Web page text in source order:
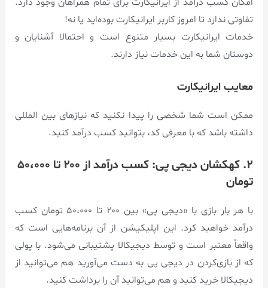
تفاوتی ندارد تا امروز کاربر ایرانیکارت بوده‌اید یا نه!
خدمات ایرانیکارت بسیار متنوع است و احتمالا آشنایان و
دوستان شما به این خدمات نیاز دارند.
معایب ایرانیکارت
ممکن است شما شخصی را پیدا نکنید که نیازهای بین المللی
داشته باشد که با معرفی کد، بتوانید کسب درآمد کنید.
۲. کهکشان دیجی پی: کسب درآمد از ۲۰۰ تا ۵۰،۰۰۰
تومان
با هر بار بازی با «دیجی پی» بین ۲۰۰ تا ۵۰،۰۰۰ تومان کسب
درآمد خواهید کرد. این اپلیکیشن از آن برنامه‌هایی است که
واقعاً معتبر است و توسط دیجیکالا پشتیبانی می‌شود. با پولی
که از بازی‌کردن در دیجی پی به دست می‌آورید هم می‌توانید از
دیجیکالا خرید کنید و هم می‌توانید آن را برداشت کنید.